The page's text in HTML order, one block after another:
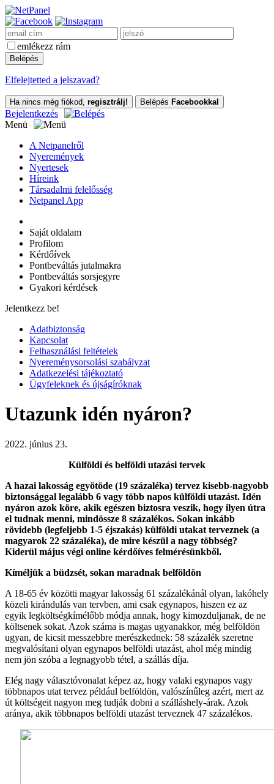
emlékezz rám
Elfelejtetted a jelszavad?
Ha nincs még fiókod, regisztrálj! Belépés Facebookkal
Bejelentkezés
Menü
A Netpanelről
Nyeremények
Nyertesek
Híreink
Társadalmi felelősség
Netpanel App
Saját oldalam
Profilom
Kérdőívek
Pontbeváltás jutalmakra
Pontbeváltás sorsjegyre
Gyakori kérdések
Jelentkezz be!
Adatbiztonság
Kapcsolat
Felhasználási feltételek
Nyereménysorsolási szabályzat
Adatkezelési tájékoztató
Ügyfeleknek és újságíróknak
Utazunk idén nyáron?
2022. június 23.
Külföldi és belföldi utazási tervek
A hazai lakosság egyötöde (19 százaléka) tervez kisebb-nagyobb
biztonsággal legalább 6 vagy több napos külföldi utazást. Idén
nyáron azok köre, akik egészen biztosra veszik, hogy ilyen útra
el tudnak menni, mindössze 8 százalékos. Sokan inkább
rövidebb (legfeljebb 1-5 éjszakás) külföldi utakat terveznek (a
magyarok 22 százaléka), de mire készül a nagy többség?
Kiderül május végi online kérdőíves felmérésünkből.
Kíméljük a büdzsét, sokan maradnak belföldön
A 18-65 év közötti magyar lakosság 61 százalékánál olyan, lakóhely
közeli kirándulás van tervben, ami csak egynapos, hiszen ez az
egyik legköltségkímélőbb módja annak, hogy kimozduljanak, de ne
költsenek sokat. Azok száma is magas ugyanakkor, még belföldön
ugyan, de kicsit messzebbre merészkednek: 58 százalék szeretne
megvalósítani olyan egynapos belföldi utazást, ahol még mindig
nem jön szóba a legnagyobb tétel, a szállás díja.
Elég nagy választóvonalat képez az, hogy valaki egynapos vagy
többnapos utat tervez például belföldön, valószínűleg azért, mert az
út költségeit nagyon meg tudják dobni a szálláshely-árak. Azok
aránya, akik többnapos belföldi utazást terveznek 47 százalékos.